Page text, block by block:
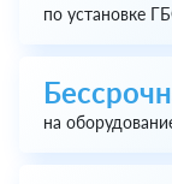
по установке
на